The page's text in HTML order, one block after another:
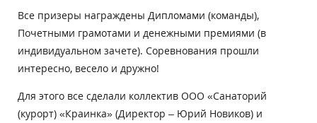
Все призеры награждены Дипломами (команды),
Почетными грамотами и денежными премиями (в
индивидуальном зачете). Соревнования прошли
интересно, весело и дружно!
Для этого все сделали коллектив ООО «Санаторий
(курорт) «Краинка» (Директор – Юрий Новиков) и